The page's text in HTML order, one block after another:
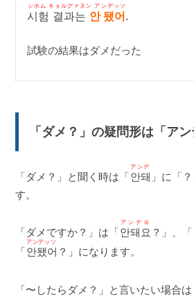
시험 결과는 안 됐어
シホム キョルグァヌン アンデッソ
.
試験の結果はダメだった
「ダメ？」の疑問形は「アン
「ダメ？」と聞く時は「안돼
アンデ
」に「
す。
「ダメですか？」は「안돼요
アンデヨ
？」、
「안됐어
アンデッソ
？」になります。
「〜したらダメ？」と言いたい場合